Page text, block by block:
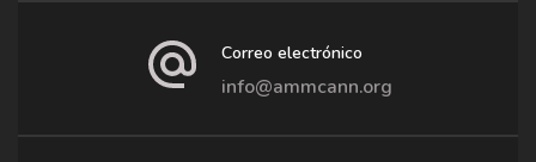
Correo electrónico
info@ammcann.org